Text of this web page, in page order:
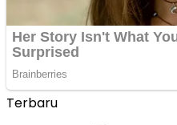
Terbaru